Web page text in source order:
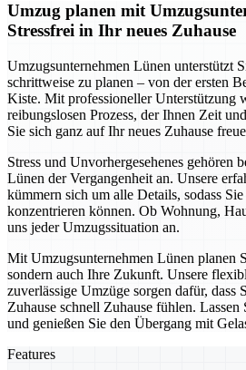
Umzug planen mit
Stressfrei in Ihr neues Zuhause
Umzugsunternehmen Lünen unterstützt
schrittweise zu planen – von der ersten
Kiste. Mit professioneller Unterstützung
reibungslosen Prozess, der Ihnen Zeit
Sie sich ganz auf Ihr neues Zuhause
Stress und Unvorhergesehenes gehören
Lünen der Vergangenheit an. Unsere
kümmern sich um alle Details, sodass
konzentrieren können. Ob Wohnung,
uns jeder Umzugssituation an.
Mit Umzugsunternehmen Lünen planen
sondern auch Ihre Zukunft. Unsere
zuverlässige Umzüge sorgen dafür, dass
Zuhause schnell Zuhause fühlen. Lassen
und genießen Sie den Übergang mit
Features